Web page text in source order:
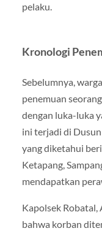
pelaku.
Kronologi
Sebelumnya,
penemuan
dengan luka-luka
ini terjadi di Dusun
yang diketahui
Ketapang,
mendapatkan
Kapolsek Robatal,
bahwa korban